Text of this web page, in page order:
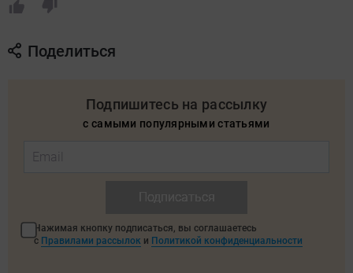
Поделиться
Подпишитесь на рассылку
с самыми популярными статьями
Нажимая кнопку подписаться, вы соглашаетесь
с Правилами рассылок и Политикой конфиденциальности